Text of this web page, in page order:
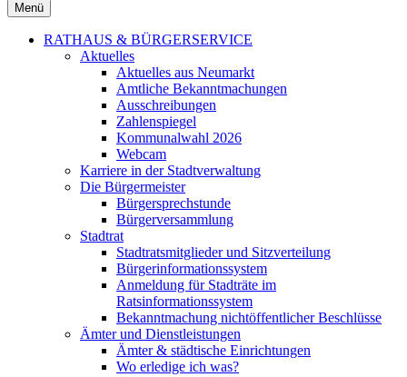
Menü
RATHAUS & BÜRGERSERVICE
Aktuelles
Aktuelles aus Neumarkt
Amtliche Bekanntmachungen
Ausschreibungen
Zahlenspiegel
Kommunalwahl 2026
Webcam
Karriere in der Stadtverwaltung
Die Bürgermeister
Bürgersprechstunde
Bürgerversammlung
Stadtrat
Stadtratsmitglieder und Sitzverteilung
Bürgerinformationssystem
Anmeldung für Stadträte im
Ratsinformationssystem
Bekanntmachung nichtöffentlicher Beschlüsse
Ämter und Dienstleistungen
Ämter & städtische Einrichtungen
Wo erledige ich was?